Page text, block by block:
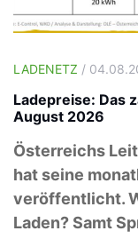
LADENETZ /
Ladepreise: Das
August 2026
Österreichs
hat seine
veröffentlicht.
Laden? Samt